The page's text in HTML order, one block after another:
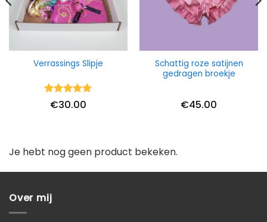
Verrassings Slipje
Waardering
uit 5
€30.00
Schattig roze satijnen
gedragen broekje
€45.00
Je hebt nog geen product bekeken.
Over mij